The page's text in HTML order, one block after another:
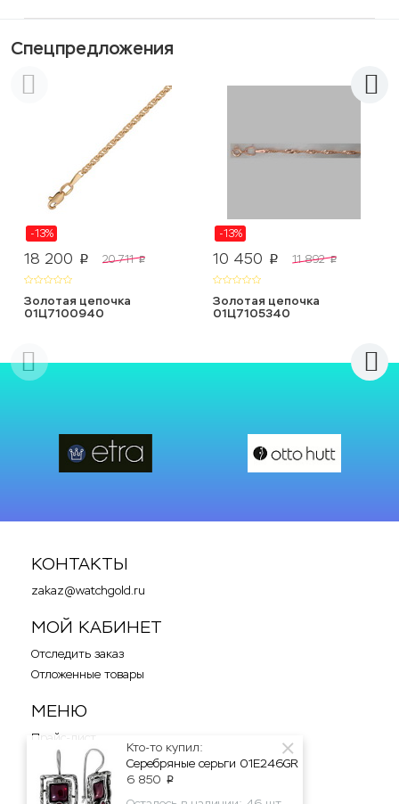
Спецпредложения
-13%
18 200 p 20 711 p
Золотая цепочка
01Ц7100940
-13%
10 450 p 11 892 p
Золотая цепочка
01Ц7105340
КОНТАКТЫ
zakaz@watchgold.ru
МОЙ КАБИНЕТ
Отследить заказ
Отложенные товары
МЕНЮ
Прайс-лист
Новости
Отзывы
Карта сайта
Кто-то купил:
Серебряные серьги 01E246GR
6 850 p